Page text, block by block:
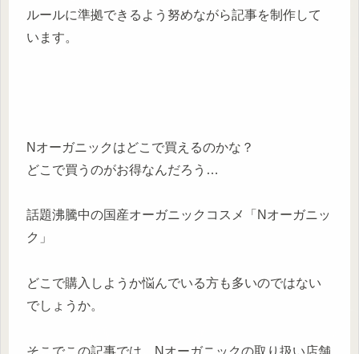
ルールに準拠できるよう努めながら記事を制作して
います。
Nオーガニックはどこで買えるのかな？
どこで買うのがお得なんだろう…
話題沸騰中の国産オーガニックコスメ「Nオーガニッ
ク」
どこで購入しようか悩んでいる方も多いのではない
でしょうか。
そこでこの記事では、Nオーガニックの取り扱い店舗